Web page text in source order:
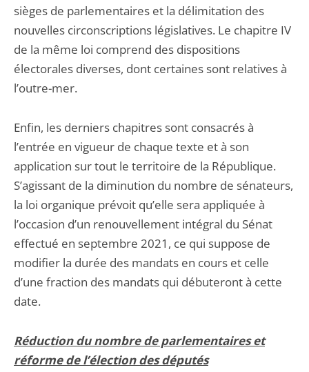
sièges de parlementaires et la délimitation des
nouvelles circonscriptions législatives. Le chapitre IV
de la même loi comprend des dispositions
électorales diverses, dont certaines sont relatives à
l’outre-mer.
Enfin, les derniers chapitres sont consacrés à
l’entrée en vigueur de chaque texte et à son
application sur tout le territoire de la République.
S’agissant de la diminution du nombre de sénateurs,
la loi organique prévoit qu’elle sera appliquée à
l’occasion d’un renouvellement intégral du Sénat
effectué en septembre 2021, ce qui suppose de
modifier la durée des mandats en cours et celle
d’une fraction des mandats qui débuteront à cette
date.
Réduction du nombre de parlementaires et
réforme de l’élection des députés